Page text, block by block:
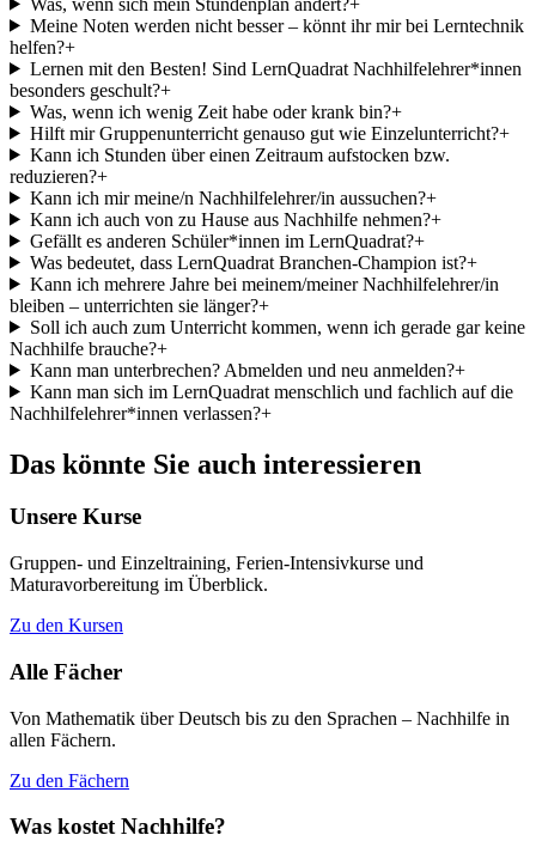
Meine Noten werden nicht besser – könnt ihr mir bei Lerntechnik
helfen?+
Lernen mit den Besten! Sind LernQuadrat Nachhilfelehrer*innen
besonders geschult?+
Was, wenn ich wenig Zeit habe oder krank bin?+
Hilft mir Gruppenunterricht genauso gut wie Einzelunterricht?+
Kann ich Stunden über einen Zeitraum aufstocken bzw.
reduzieren?+
Kann ich mir meine/n Nachhilfelehrer/in aussuchen?+
Kann ich auch von zu Hause aus Nachhilfe nehmen?+
Gefällt es anderen Schüler*innen im LernQuadrat?+
Was bedeutet, dass LernQuadrat Branchen-Champion ist?+
Kann ich mehrere Jahre bei meinem/meiner Nachhilfelehrer/in
bleiben – unterrichten sie länger?+
Soll ich auch zum Unterricht kommen, wenn ich gerade gar keine
Nachhilfe brauche?+
Kann man unterbrechen? Abmelden und neu anmelden?+
Kann man sich im LernQuadrat menschlich und fachlich auf die
Nachhilfelehrer*innen verlassen?+
Das könnte Sie auch interessieren
Unsere Kurse
Gruppen- und Einzeltraining, Ferien-Intensivkurse und
Maturavorbereitung im Überblick.
Zu den Kursen
Alle Fächer
Von Mathematik über Deutsch bis zu den Sprachen – Nachhilfe in
allen Fächern.
Zu den Fächern
Was kostet Nachhilfe?